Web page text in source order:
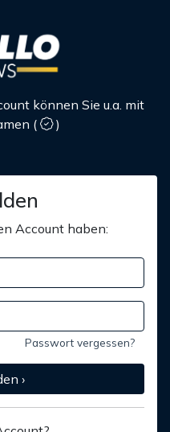
können Sie u.a. mit
(
)
Account haben:
Passwort vergessen?
›